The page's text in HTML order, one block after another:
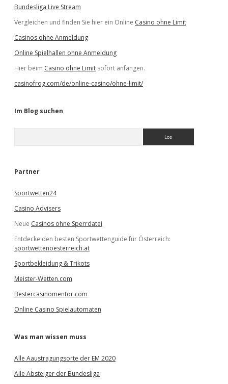
Bundesliga Live Stream
Vergleichen und finden Sie hier ein Online Casino ohne Limit
Casinos ohne Anmeldung
Online Spielhallen ohne Anmeldung
Hier beim Casino ohne Limit sofort anfangen.
casinofrog.com/de/online-casino/ohne-limit/
Im Blog suchen
e
Partner
Sportwetten24
Casino Advisers
Neue Casinos ohne Sperrdatei
Entdecke den besten Sportwettenguide für Österreich:
sportwettenoesterreich.at
Sportbekleidung & Trikots
Meister-Wetten.com
Bestercasinomentor.com
Online Casino Spielautomaten
Was man wissen muss
Alle Aaustragungsorte der EM 2020
Alle Absteiger der Bundesliga